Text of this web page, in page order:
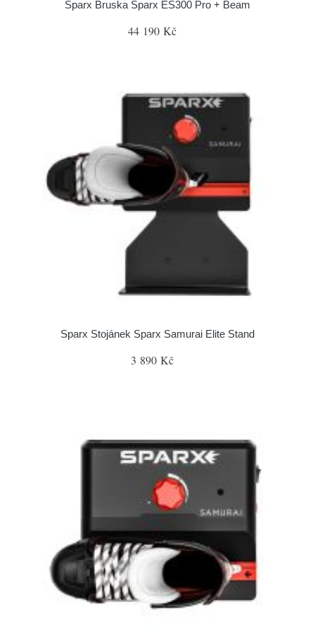
Sparx Bruska Sparx ES300 Pro + Beam
44 190 Kč
Sparx Stojánek Sparx Samurai Elite Stand
3 890 Kč